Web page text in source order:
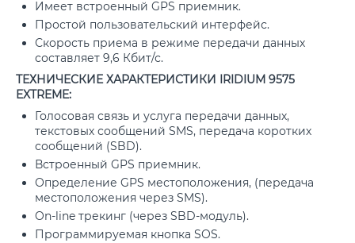
Имеет встроенный GPS приемник.
Простой пользовательский интерфейс.
Скорость приема в режиме передачи данных
составляет 9,6 Кбит/с.
ТЕХНИЧЕСКИЕ ХАРАКТЕРИСТИКИ IRIDIUM 9575
EXTREME:
Голосовая связь и услуга передачи данных,
текстовых сообщений SMS, передача коротких
сообщений (SBD).
Встроенный GPS приемник.
Определение GPS местоположения, (передача
местоположения через SMS).
On-line трекинг (через SBD-модуль).
Программируемая кнопка SOS.